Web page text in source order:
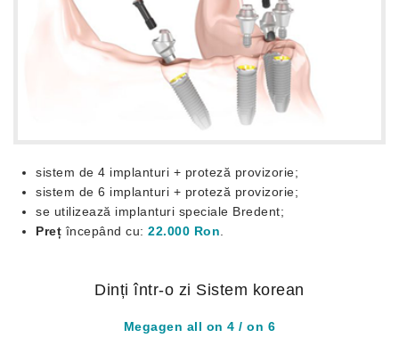
sistem de 4 implanturi + proteză provizorie;
sistem de 6 implanturi + proteză provizorie;
se utilizează implanturi speciale Bredent;
Preț începând cu: 22.000 Ron
Dinți într-o zi Sistem korean
Megagen all on 4 / on 6